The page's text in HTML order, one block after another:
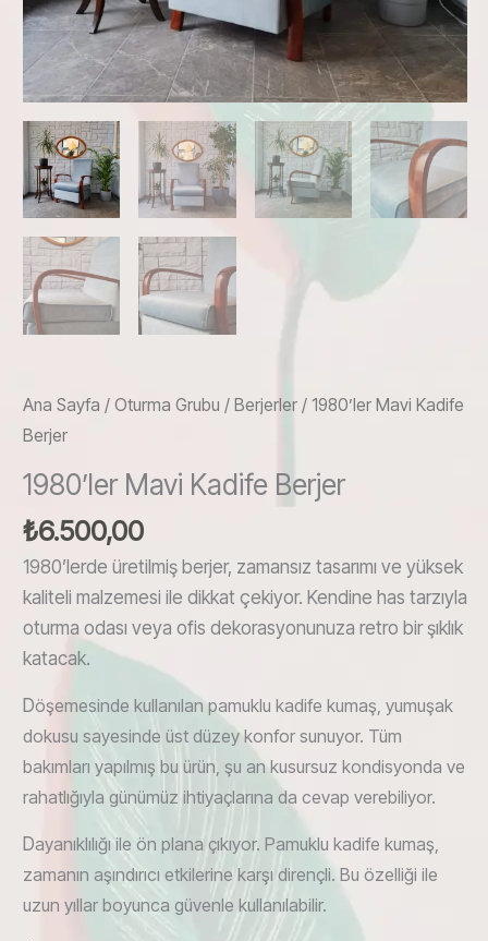
Ana Sayfa / Oturma Grubu / Berjerler / 1980’ler Mavi Kadife
Berjer
1980’ler Mavi Kadife Berjer
₺6.500,00
1980’lerde üretilmiş berjer, zamansız tasarımı ve yüksek
kaliteli malzemesi ile dikkat çekiyor. Kendine has tarzıyla
oturma odası veya ofis dekorasyonunuza retro bir şıklık
katacak.
Döşemesinde kullanılan pamuklu kadife kumaş, yumuşak
dokusu sayesinde üst düzey konfor sunuyor. Tüm
bakımları yapılmış bu ürün, şu an kusursuz kondisyonda ve
rahatlığıyla günümüz ihtiyaçlarına da cevap verebiliyor.
Dayanıklılığı ile ön plana çıkıyor. Pamuklu kadife kumaş,
zamanın aşındırıcı etkilerine karşı dirençli. Bu özelliği ile
uzun yıllar boyunca güvenle kullanılabilir.